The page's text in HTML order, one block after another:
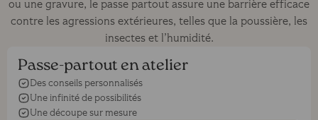
ou une gravure, le passe partout assure une barrière efficace
contre les agressions extérieures, telles que la poussière, les
insectes et l’humidité.
Passe-partout en atelier
Des conseils personnalisés
Une infinité de possibilités
Une découpe sur mesure